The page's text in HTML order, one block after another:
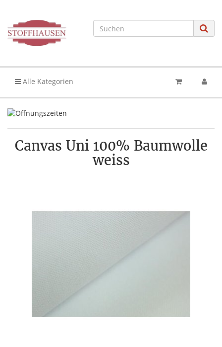
Alle Kategorien
Canvas Uni 100% Baumwolle
weiss